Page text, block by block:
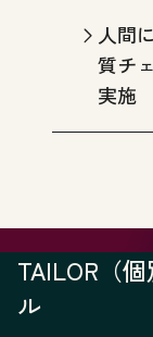
人間
質チ
実施
TAILOR（
ル